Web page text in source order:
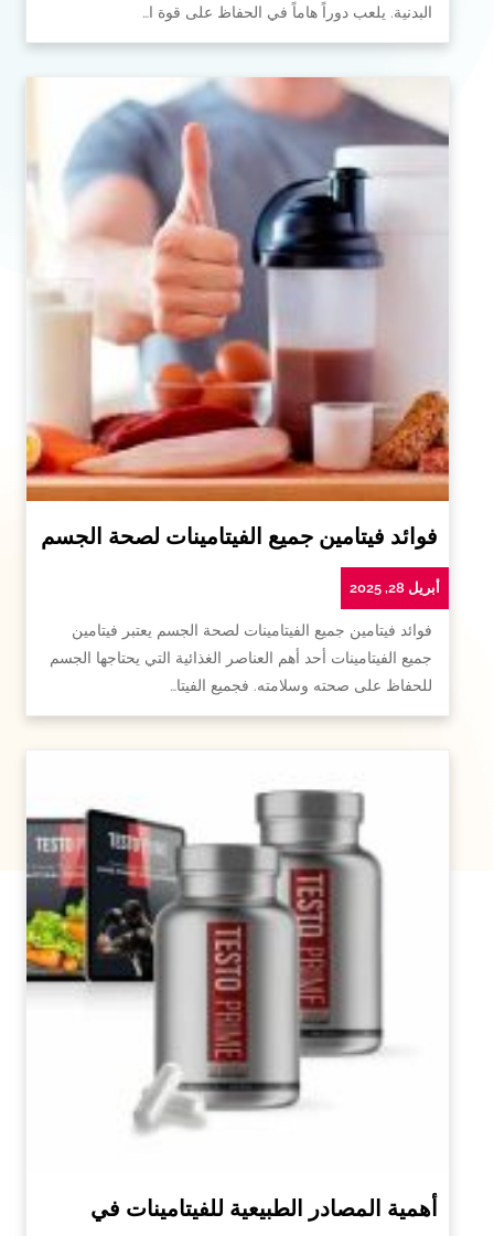
البدنية. يلعب دوراً هاماً في الحفاظ على قوة ا…
فوائد فيتامين جميع الفيتامينات لصحة الجسم
أبريل 28, 2025
فوائد فيتامين جميع الفيتامينات لصحة الجسم يعتبر فيتامين
جميع الفيتامينات أحد أهم العناصر الغذائية التي يحتاجها الجسم
للحفاظ على صحته وسلامته. فجميع الفيتا…
أهمية المصادر الطبيعية للفيتامينات في